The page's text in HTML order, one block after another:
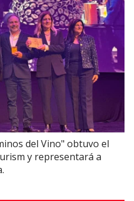
del Vino" obtuvo el
y representará a